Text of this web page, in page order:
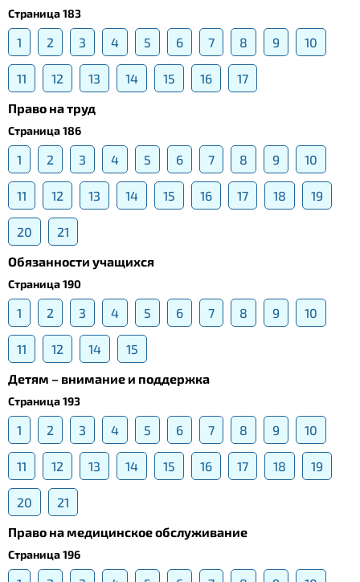
Страница 183
1 2 3 4 5 6 7 8 9 10
11 12 13 14 15 16
17
Право на труд
Страница 186
1 2 3 4 5 6 7 8 9 10
11 12 13 14 15 16 17 18 19
20
21
Обязанности учащихся
Страница 190
1 2 3 4 5 6 7 8 9 10
11 12 14
15
Детям – внимание и поддержка
Страница 193
1 2 3 4 5 6 7 8 9 10
11 12 13 14 15 16 17 18 19
20
21
Право на медицинское обслуживание
Страница 196